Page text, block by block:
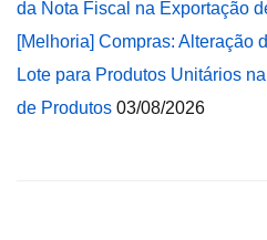
da Nota Fiscal na Exportação
[Melhoria] Compras: Alteração
Lote para Produtos Unitários
de Produtos 03/08/2026